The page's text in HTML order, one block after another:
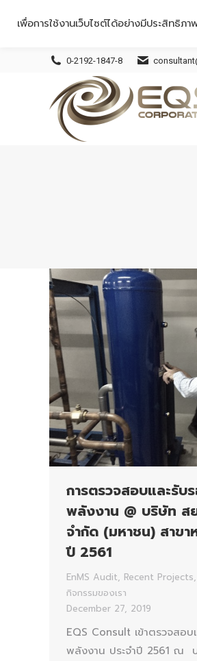
0-2192-1847-8
การตรวจสอบและรับ
พลังงาน @ บริษัท ส
จำกัด (มหาชน) สาขา
ปี 2561
EnMS Audit, Recent Projects,
กิจกรรมของเรา
December 27, 2019
EQS Consult เข้าตรวจสอบ
พลังงาน ประจำปี 2561 ณ
เพื่อการใช้งานเว็บไซต์ได้อย่างมีประสิทธิภ